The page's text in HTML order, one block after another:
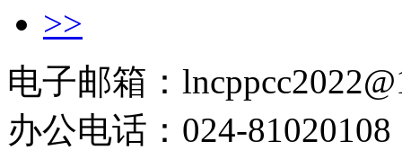
>>
电子邮箱：
办公电话：024-81020108